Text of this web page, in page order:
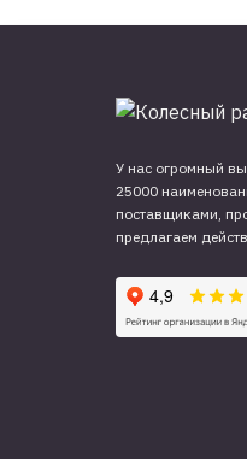
У нас огромный
25000
поставщиками,
предлагаем